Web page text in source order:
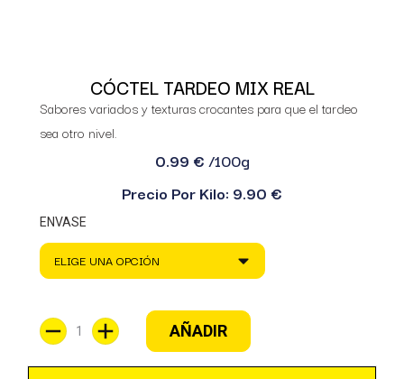
CÓCTEL TARDEO MIX REAL
Sabores variados y texturas crocantes para que el tardeo
sea otro nivel.
0.99 €/100g
Precio Por Kilo: 9.90 €
ENVASE
AÑADIR